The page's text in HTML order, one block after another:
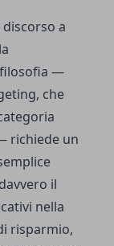
a
filosofia —
che
richiede un
il
nella
risparmio,